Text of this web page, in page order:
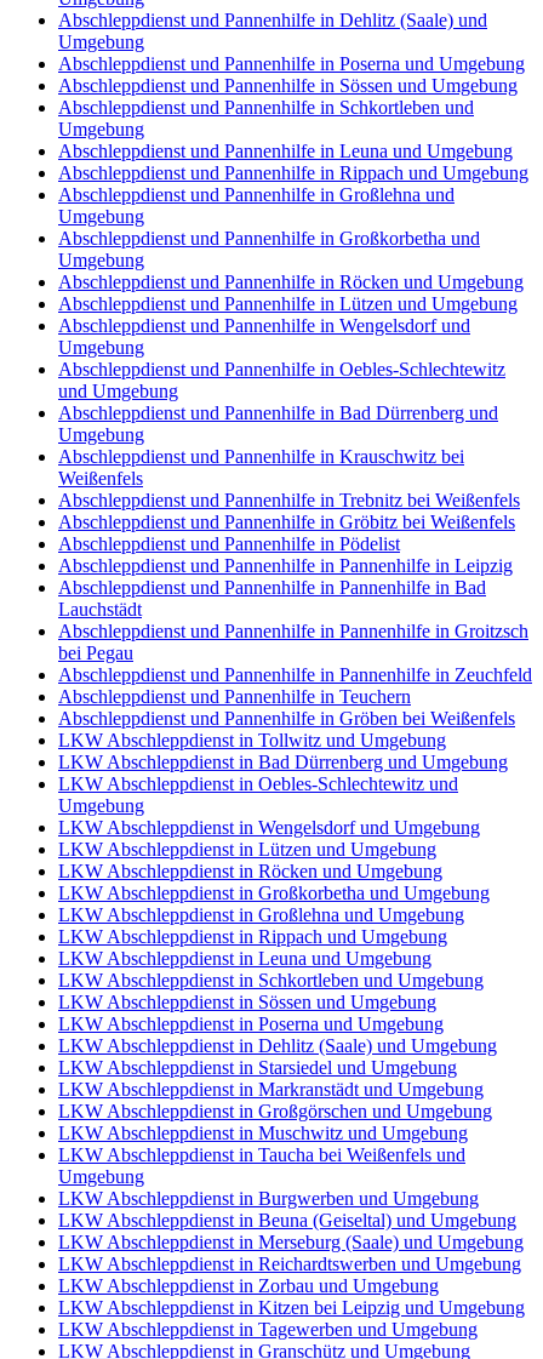
Abschleppdienst und Pannenhilfe in Dehlitz (Saale) und
Umgebung
Abschleppdienst und Pannenhilfe in Poserna und Umgebung
Abschleppdienst und Pannenhilfe in Sössen und Umgebung
Abschleppdienst und Pannenhilfe in Schkortleben und
Umgebung
Abschleppdienst und Pannenhilfe in Leuna und Umgebung
Abschleppdienst und Pannenhilfe in Rippach und Umgebung
Abschleppdienst und Pannenhilfe in Großlehna und
Umgebung
Abschleppdienst und Pannenhilfe in Großkorbetha und
Umgebung
Abschleppdienst und Pannenhilfe in Röcken und Umgebung
Abschleppdienst und Pannenhilfe in Lützen und Umgebung
Abschleppdienst und Pannenhilfe in Wengelsdorf und
Umgebung
Abschleppdienst und Pannenhilfe in Oebles-Schlechtewitz
und Umgebung
Abschleppdienst und Pannenhilfe in Bad Dürrenberg und
Umgebung
Abschleppdienst und Pannenhilfe in Krauschwitz bei
Weißenfels
Abschleppdienst und Pannenhilfe in Trebnitz bei Weißenfels
Abschleppdienst und Pannenhilfe in Gröbitz bei Weißenfels
Abschleppdienst und Pannenhilfe in Pödelist
Abschleppdienst und Pannenhilfe in Pannenhilfe in Leipzig
Abschleppdienst und Pannenhilfe in Pannenhilfe in Bad
Lauchstädt
Abschleppdienst und Pannenhilfe in Pannenhilfe in Groitzsch
bei Pegau
Abschleppdienst und Pannenhilfe in Pannenhilfe in Zeuchfeld
Abschleppdienst und Pannenhilfe in Teuchern
Abschleppdienst und Pannenhilfe in Gröben bei Weißenfels
LKW Abschleppdienst in Tollwitz und Umgebung
LKW Abschleppdienst in Bad Dürrenberg und Umgebung
LKW Abschleppdienst in Oebles-Schlechtewitz und
Umgebung
LKW Abschleppdienst in Wengelsdorf und Umgebung
LKW Abschleppdienst in Lützen und Umgebung
LKW Abschleppdienst in Röcken und Umgebung
LKW Abschleppdienst in Großkorbetha und Umgebung
LKW Abschleppdienst in Großlehna und Umgebung
LKW Abschleppdienst in Rippach und Umgebung
LKW Abschleppdienst in Leuna und Umgebung
LKW Abschleppdienst in Schkortleben und Umgebung
LKW Abschleppdienst in Sössen und Umgebung
LKW Abschleppdienst in Poserna und Umgebung
LKW Abschleppdienst in Dehlitz (Saale) und Umgebung
LKW Abschleppdienst in Starsiedel und Umgebung
LKW Abschleppdienst in Markranstädt und Umgebung
LKW Abschleppdienst in Großgörschen und Umgebung
LKW Abschleppdienst in Muschwitz und Umgebung
LKW Abschleppdienst in Taucha bei Weißenfels und
Umgebung
LKW Abschleppdienst in Burgwerben und Umgebung
LKW Abschleppdienst in Beuna (Geiseltal) und Umgebung
LKW Abschleppdienst in Merseburg (Saale) und Umgebung
LKW Abschleppdienst in Reichardtswerben und Umgebung
LKW Abschleppdienst in Zorbau und Umgebung
LKW Abschleppdienst in Kitzen bei Leipzig und Umgebung
LKW Abschleppdienst in Tagewerben und Umgebung
LKW Abschleppdienst in Granschütz und Umgebung